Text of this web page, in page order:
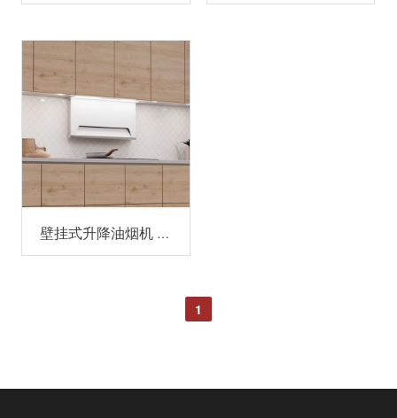
壁挂式升降油烟机 302SJ90B/302SJ90H
1